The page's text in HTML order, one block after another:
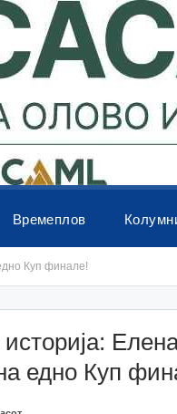
Времеплов
Куп финале!
едно Куп